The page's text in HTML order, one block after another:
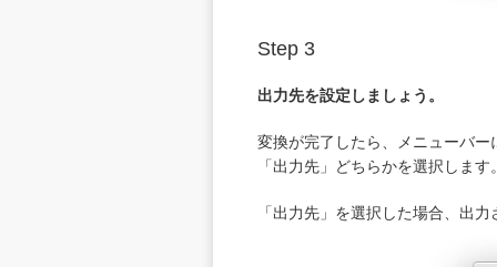
Step 3
出力先を設定しましょう。
変換が完了したら、メニューバ
「出力先」どちらかを選択します
「出力先」を選択した場合、出